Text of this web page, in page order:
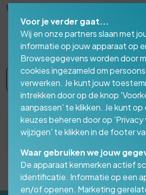
gratis van een forum te halen.
check hier
Nieuws | Blogs
Dinsdag 6 april 2021
Voor je verder gaat...
Wij en onze partners slaan met
informatie op jouw apparaat op
Browsegegevens worden door
cookies ingezameld om
verwerken. Je kunt jouw
intrekken door op de knop
aanpassen' te klikken. Je kunt op
keuzes beheren door op 'Privacy
wijzigen' te klikken in de footer
Waar gebruiken we jouw
De apparaat kenmerken actief
identificatie. Informatie op een
en/of openen. Marketing